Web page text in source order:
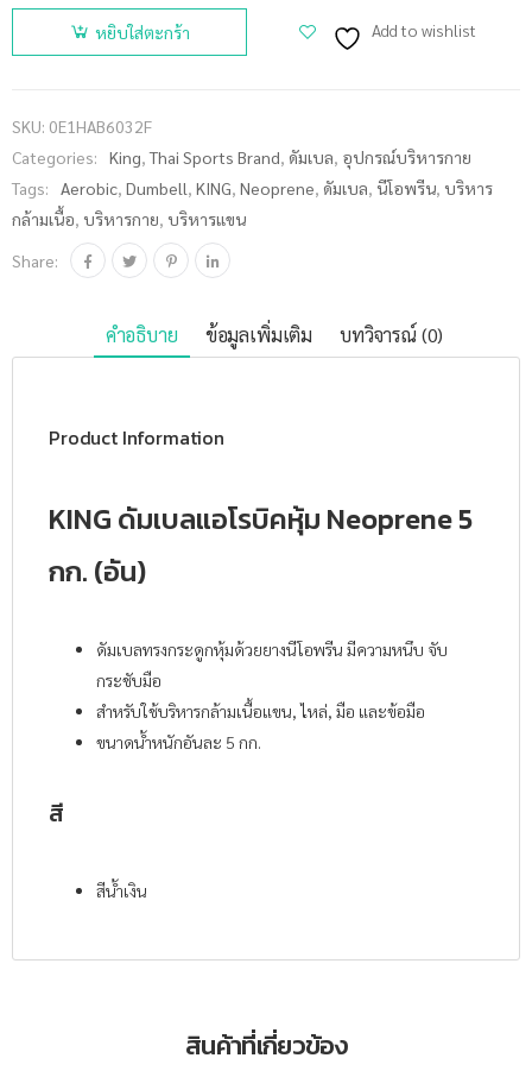
KING
5 กก. (อัน)
ชิ้น
หยิบใส่ตะกร้า Add to wishlist
SKU: 0E1HAB6032F
Categories:
King,Thai Sports Brand, ดัมเบล, อุปกรณ์บริหารกาย
Tags:
Aerobic, Dumbell, KING, Neoprene, ดัมเบล, นีโอพรีน, บริหาร
กล้ามเนื้อ, บริหารกาย, บริหารแขน
Share:
คำอธิบาย ข้อมูลเพิ่มเติม บทวิจารณ์ (0)
Product Information
KING ดัมเบลแอโรบิคหุ้ม Neoprene 5
กก. (อัน)
ดัมเบลทรงกระดูกหุ้มด้วยยางนีโอพรีน มีความหนึบ จับ
กระชับมือ
สำหรับใช้บริหารกล้ามเนื้อแขน, ไหล่, มือ และข้อมือ
ขนาดน้ำหนักอันละ 5 กก.
สี
สีน้ำเงิน
สินค้าที่เกี่ยวข้อง